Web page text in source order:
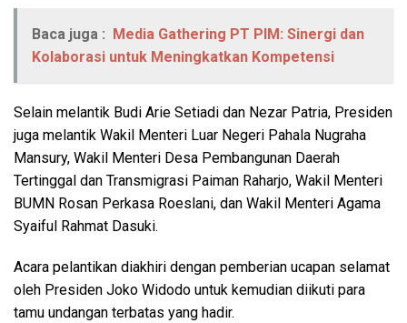
Baca juga : Media Gathering PT PIM: Sinergi dan
Kolaborasi untuk Meningkatkan Kompetensi
Selain melantik Budi Arie Setiadi dan Nezar Patria, Presiden
juga melantik Wakil Menteri Luar Negeri Pahala Nugraha
Mansury, Wakil Menteri Desa Pembangunan Daerah
Tertinggal dan Transmigrasi Paiman Raharjo, Wakil Menteri
BUMN Rosan Perkasa Roeslani, dan Wakil Menteri Agama
Syaiful Rahmat Dasuki.
Acara pelantikan diakhiri dengan pemberian ucapan selamat
oleh Presiden Joko Widodo untuk kemudian diikuti para
tamu undangan terbatas yang hadir.